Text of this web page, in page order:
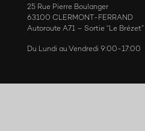
25 Rue Pierre Boulanger
63100 CLERMONT-FERRAND
Autoroute A71 – Sortie “Le Brézet”
Du Lundi au Vendredi 9:00-17:00